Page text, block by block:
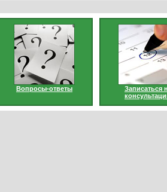
Вопросы-ответы
Записаться